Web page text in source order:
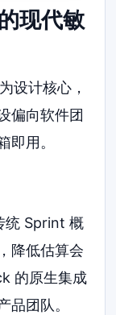
现代敏
设计核心，
偏向软件团
即用。
统 Sprint 概
降低估算会
的原生集成
品团队。